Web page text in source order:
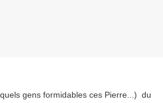
gens formidables ces Pierre...) du